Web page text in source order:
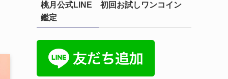
桃月公式LINE 初回お試しワンコイン
鑑定